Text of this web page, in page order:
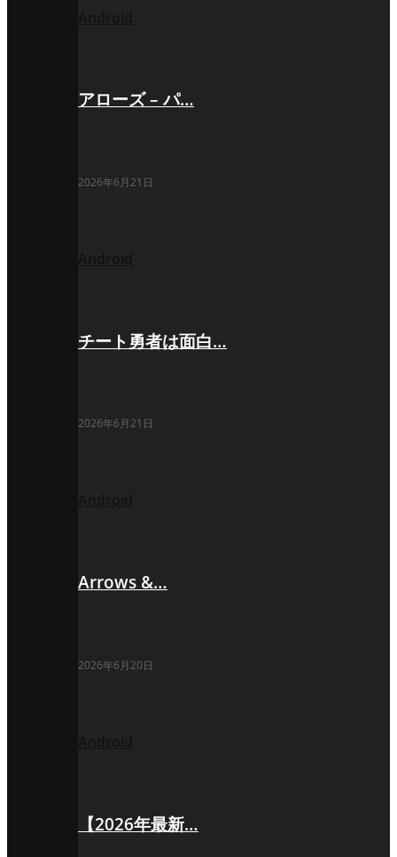
アローズ – パ…
2026年6月21日
チート勇者は面白…
2026年6月21日
Arrows &…
2026年6月20日
【2026年最新…